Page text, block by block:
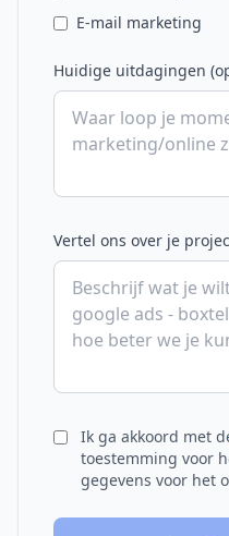
E-mail marketing
Huidige uitdagingen
Vertel ons over je
Ik ga akkoord met
toestemming voor
gegevens voor het